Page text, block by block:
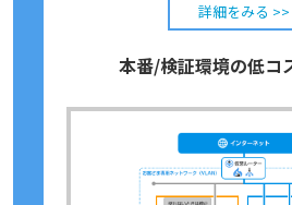
詳細をみる >>
本番/検証環境の低コ